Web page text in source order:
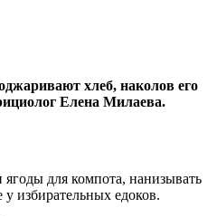
хлеб, наколов его
Елена Милаева.
для компота, нанизывать
избирательных едоков.